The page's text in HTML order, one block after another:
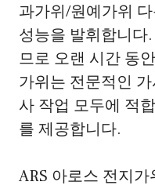
과가위/원예가위
성능을 발휘합니다
므로 오랜 시간 동
가위는 전문적인
사 작업 모두에 적
를 제공합니다.
ARS 아로스 전지